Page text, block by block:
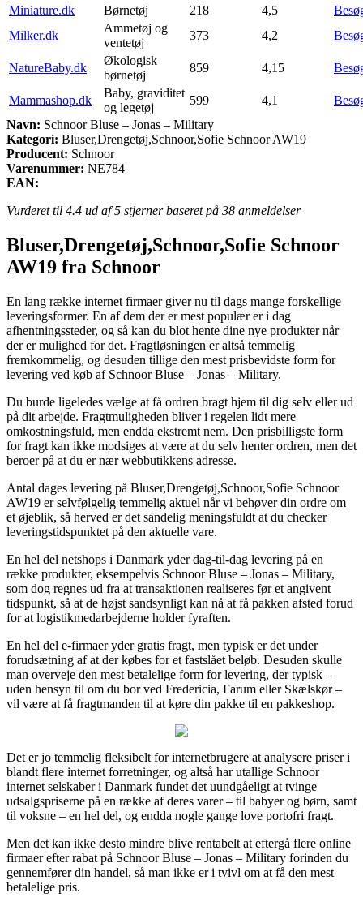
Miniature.dk
Børnetøj 218 4,5
Milker.dk
Ammetøj og
ventetøj
373 4,2
NatureBaby.dk
Økologisk
børnetøj
859 4,15
Mammashop.dk
Baby, graviditet
og legetøj
599 4,1
Navn: Schnoor Bluse – Jonas – Military
Kategori: Bluser,Drengetøj,Schnoor,Sofie Schnoor AW19
Producent: Schnoor
Varenummer: NE784
EAN:
Vurderet til 4.4 ud af 5 stjerner baseret på 38 anmeldelser
Bluser,Drengetøj,Schnoor,Sofie Schnoor
AW19 fra Schnoor
En lang række internet firmaer giver nu til dags mange forskellige
leveringsformer. En af dem der er mest populær er i dag
afhentningssteder, og så kan du blot hente dine nye produkter når
der er mulighed for det. Fragtløsningen er altså temmelig
fremkommelig, og desuden tillige den mest prisbevidste form for
levering ved køb af Schnoor Bluse – Jonas – Military.
Du burde ligeledes vælge at få ordren bragt hjem til dig selv eller ud
på dit arbejde. Fragtmuligheden bliver i regelen lidt mere
omkostningsfuld, men endda ekstremt nem. Den prisbilligste form
for fragt kan ikke modsiges at være at du selv henter ordren, men det
beroer på at du er nær webbutikkens adresse.
Antal dages levering på Bluser,Drengetøj,Schnoor,Sofie Schnoor
AW19 er selvfølgelig temmelig aktuel når vi behøver din ordre om
et øjeblik, så herved er det sandelig meningsfuldt at du checker
leveringstidspunktet på den aktuelle vare.
En hel del netshops i Danmark yder dag-til-dag levering på en
række produkter, eksempelvis Schnoor Bluse – Jonas – Military,
som dog regnes ud fra at transaktionen realiseres før et angivent
tidspunkt, så at de højst sandsynligt kan nå at få pakken afsted forud
for at logistikmedarbejderne holder fyraften.
En hel del e-firmaer yder gratis fragt, men typisk er det under
forudsætning af at der købes for et fastslået beløb. Desuden skulle
man overveje den mest betalelige form for levering, der typisk –
uden hensyn til om du bor ved Fredericia, Farum eller Skælskør –
vil være at få fragtmanden til at køre din pakke til en pakkeshop.
Det er jo temmelig fleksibelt for internetbrugere at analysere priser i
blandt flere internet forretninger, og altså har utallige Schnoor
internet selskaber i Danmark fundet det uundgåeligt at tvinge
udsalgspriserne på en række af deres varer – til babyer og børn, samt
til voksne – en hel del, og endda nogle gange love portofri fragt.
Men det kan ikke desto mindre blive rentabelt at eftergå flere online
firmaer efter rabat på Schnoor Bluse – Jonas – Military forinden du
gennemfører din handel, så man ikke er i tvivl om at få den mest
betalelige pris.